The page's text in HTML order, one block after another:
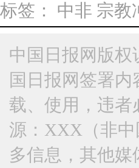
标签： 中非 宗教
中国日报网版权
国日报网签署
载、使用，违者
源：XXX（非
多信息，其他